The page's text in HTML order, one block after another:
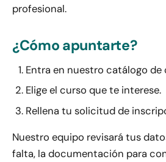
profesional.
¿Cómo apuntarte?
Entra en nuestro catálogo de
Elige el curso que te interese.
Rellena tu solicitud de
Nuestro equipo revisará tus
falta, la documentación para